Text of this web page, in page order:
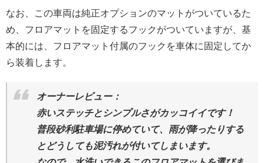
なお、この車両は純正オプションのマットがついているた
め、フロアマットを固定するフックがついていますが、基
本的には、フロアマット付属のフックを車体に固定してか
ら装着します。
オーナーレビュー：
赤いステッチとシンプルさがカッコイイです！
普段砂利駐車場に停めていて、雨が降ったりする
とどうしても泥汚れが付いてしまいます。